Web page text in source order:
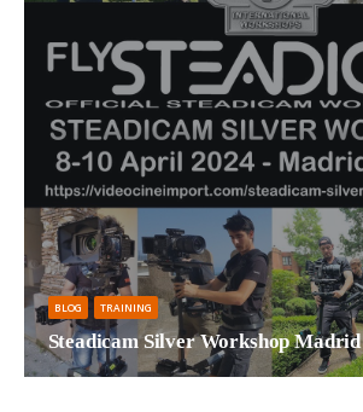
BLOG TRAINING
Steadicam Silver Workshop Madrid
Curso oficial de Steadicam Fechas: 8, 9 y 10 de...